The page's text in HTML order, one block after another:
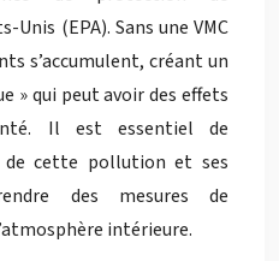
Unis (EPA). Sans une VMC
s’accumulent, créant un
» qui peut avoir des effets
Il est essentiel de
de cette pollution et ses
des mesures de
intérieure.